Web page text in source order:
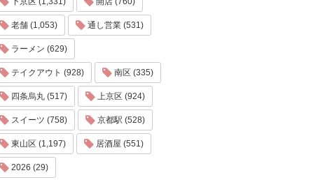
老舗 (1,053) 通し営業 (531)
ラーメン (629)
テイクアウト (928) 南区 (335)
四条烏丸 (517) 上京区 (924)
スイーツ (758) 京都駅 (528)
東山区 (1,197) 居酒屋 (551)
2026 (29)